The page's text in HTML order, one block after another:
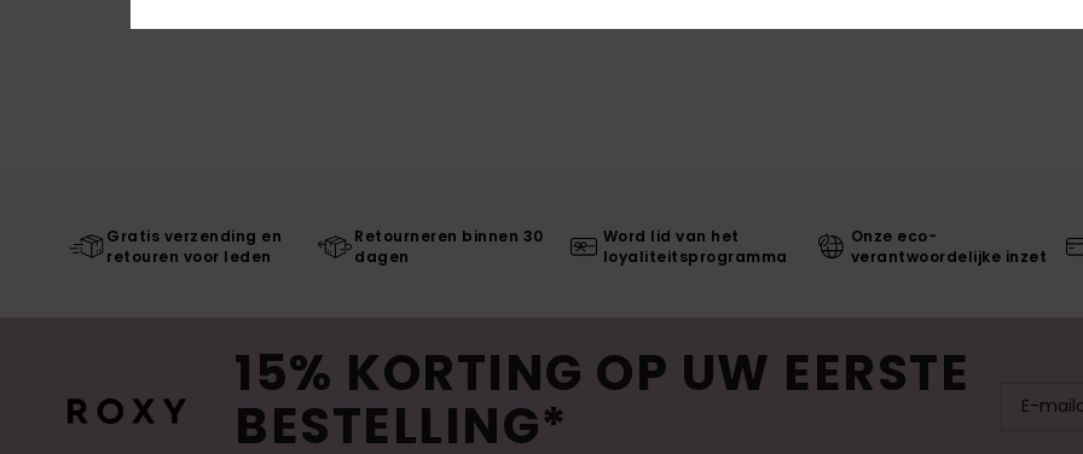
Gratis verzending en
retouren voor leden
Retourneren binnen 30
dagen
Word lid van het
loyaliteitsprogramma
Onze eco-
verantwoordelijke inzet
15% KORTING OP UW EERSTE
BESTELLING*